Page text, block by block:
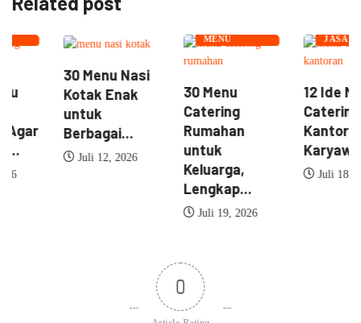
CATERING
30 Menu Nasi
Kotak Enak
Berbagai...
Juli 12, 2026
30 Menu
Catering
Rumahan
untuk
Keluarga,
Lengkap...
Juli 19, 2026
JASA
CATERING
12 Ide Menu
Catering
Kantoran Agar
Karyawan...
Juli 18, 2026
0